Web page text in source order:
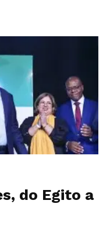
do Egito a